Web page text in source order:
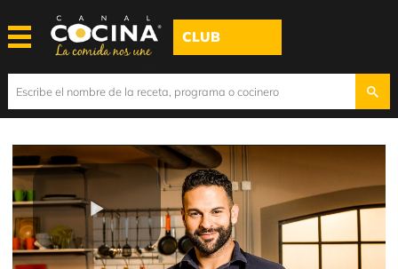
CLUB
Play